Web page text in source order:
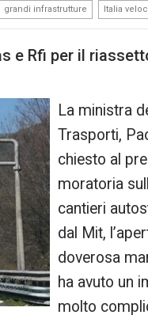
grandi infrastrutture Italia
e Rfi per il
La ministra
Trasporti,
chiesto al
moratoria
cantieri
dal Mit,
doverosa
ha avuto un
molto